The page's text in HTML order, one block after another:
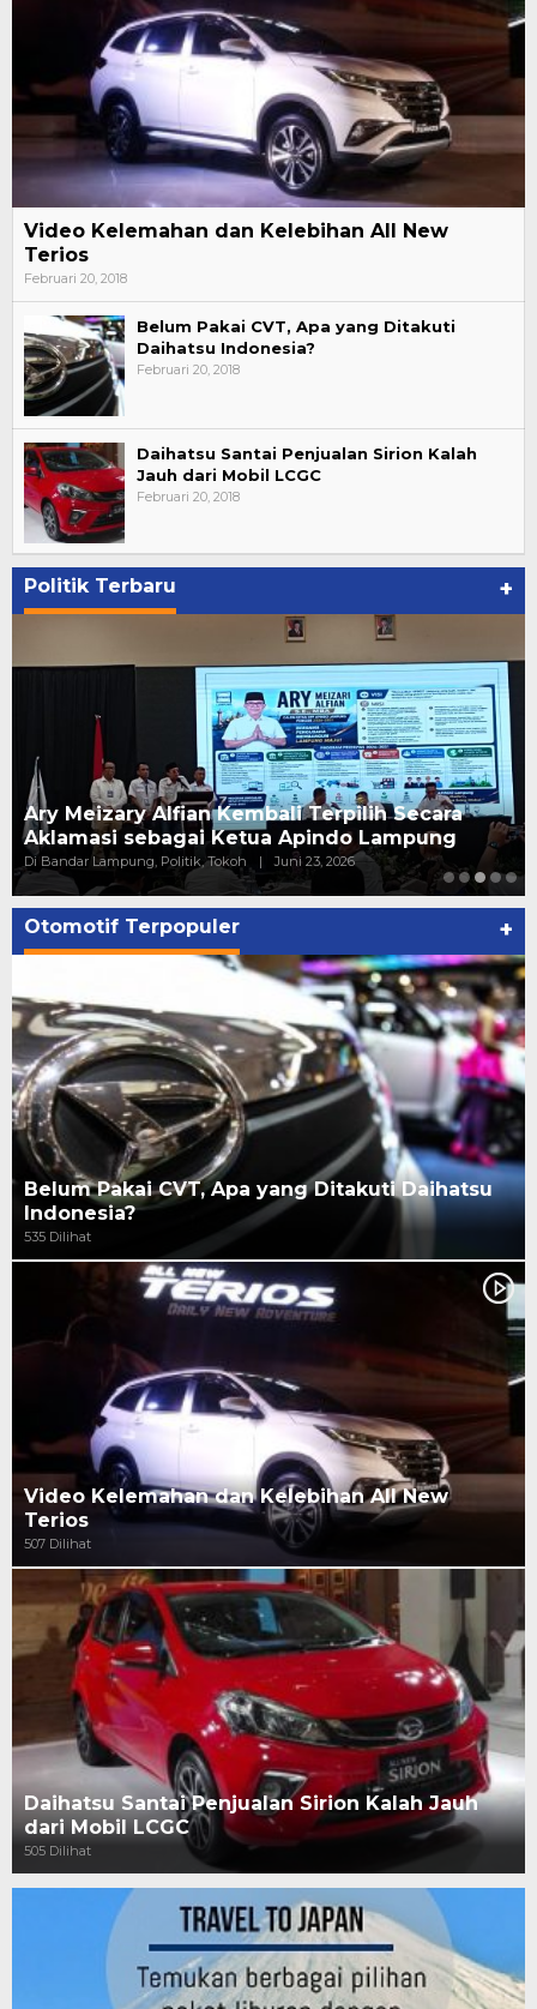
Video Kelemahan dan Kelebihan All New
Terios
Februari 20, 2018
Belum Pakai CVT, Apa yang Ditakuti
Daihatsu Indonesia?
Februari 20, 2018
Daihatsu Santai Penjualan Sirion Kalah
Jauh dari Mobil LCGC
Februari 20, 2018
Politik Terbaru +
Pelantikan Relawan PAN Bandar Lampung, ini
kata Putri Zulhas
Di ADV, Politik | Juni 20, 2026
Otomotif Terpopuler +
Belum Pakai CVT, Apa yang Ditakuti Daihatsu
Indonesia?
535 Dilihat
Video Kelemahan dan Kelebihan All New
Terios
507 Dilihat
Daihatsu Santai Penjualan Sirion Kalah Jauh
dari Mobil LCGC
505 Dilihat